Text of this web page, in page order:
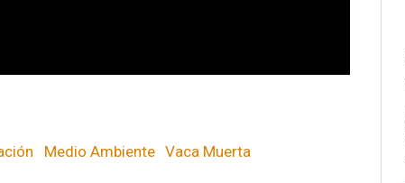
Medio Ambiente Vaca Muerta